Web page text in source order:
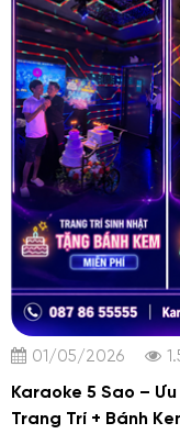
01/05/2026
Karaoke 5 Sao –
Trang Trí + Bánh